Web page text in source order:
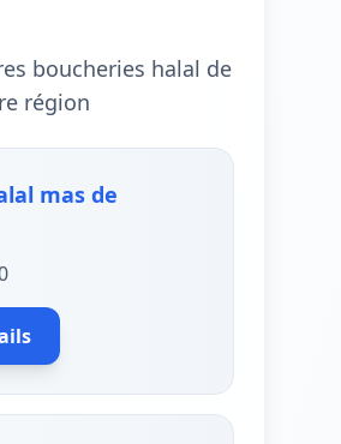
boucheries halal de
région
mas de